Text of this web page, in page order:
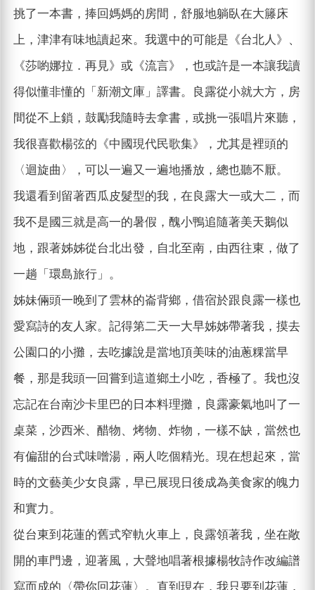
挑了一本書，捧回媽媽的房間，舒服地躺臥在大籐床
上，津津有味地讀起來。我選中的可能是《台北人》、
《莎喲娜拉．再見》或《流言》，也或許是一本讓我讀
得似懂非懂的「新潮文庫」譯書。良露從小就大方，房
間從不上鎖，鼓勵我隨時去拿書，或挑一張唱片來聽，
我很喜歡楊弦的《中國現代民歌集》，尤其是裡頭的
〈迴旋曲〉，可以一遍又一遍地播放，總也聽不厭。
我還看到留著西瓜皮髮型的我，在良露大一或大二，而
我不是國三就是高一的暑假，醜小鴨追隨著美天鵝似
地，跟著姊姊從台北出發，自北至南，由西往東，做了
一趟「環島旅行」。
姊妹倆頭一晚到了雲林的崙背鄉，借宿於跟良露一樣也
愛寫詩的友人家。記得第二天一大早姊姊帶著我，摸去
公園口的小攤，去吃據說是當地頂美味的油蔥粿當早
餐，那是我頭一回嘗到這道鄉土小吃，香極了。我也沒
忘記在台南沙卡里巴的日本料理攤，良露豪氣地叫了一
桌菜，沙西米、醋物、烤物、炸物，一樣不缺，當然也
有偏甜的台式味噌湯，兩人吃個精光。現在想起來，當
時的文藝美少女良露，早已展現日後成為美食家的魄力
和實力。
從台東到花蓮的舊式窄軌火車上，良露領著我，坐在敞
開的車門邊，迎著風，大聲地唱著根據楊牧詩作改編譜
寫而成的〈帶你回花蓮〉。直到現在，我只要到花蓮，